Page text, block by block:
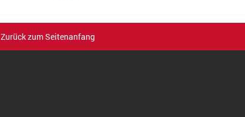
Zurück zum Seitenanfang